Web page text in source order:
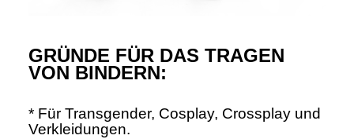
GRÜNDE FÜR DAS TRAGEN
VON BINDERN:
* Für Transgender, Cosplay, Crossplay und
Verkleidungen.